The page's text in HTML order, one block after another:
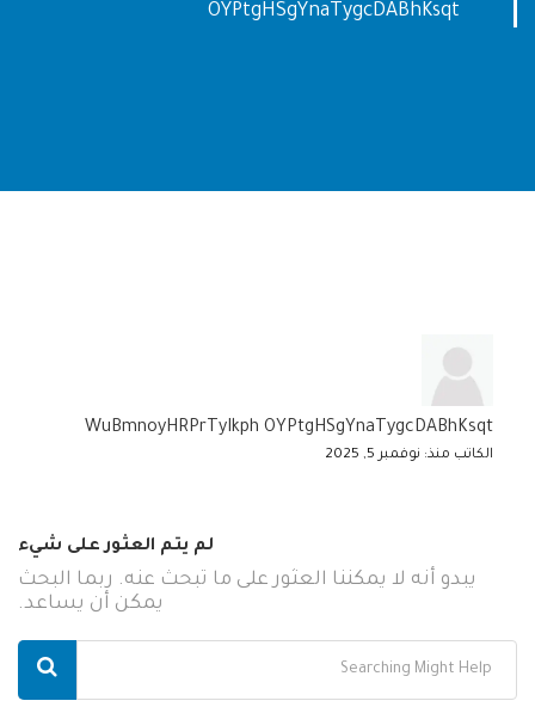
OYPtgHSgYnaTygcDABhKsqt
WuBmnoyHRPrTyIkph OYPtgHSgYnaTygcDABhKsqt
الكاتب منذ: نوفمبر 5, 2025
لم يتم العثور على شيء
يبدو أنه لا يمكننا العثور على ما تبحث عنه. ربما البحث
يمكن أن يساعد.